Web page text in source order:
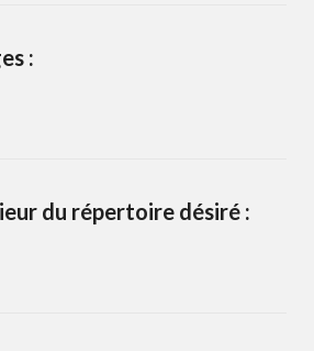
:
du répertoire désiré :